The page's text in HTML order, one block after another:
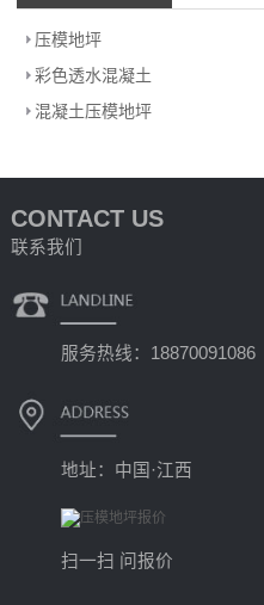
压模地坪
彩色透水混凝土
混凝土压模地坪
CONTACT US
联系我们
服务热线：18870091086
地址：中国·江西
扫一扫 问报价